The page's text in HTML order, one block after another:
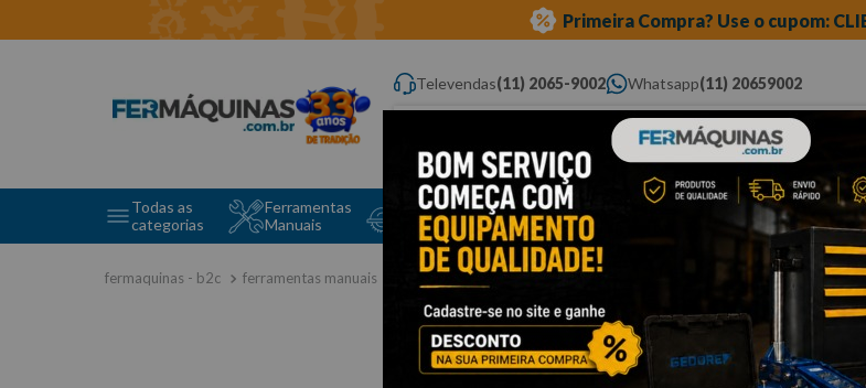
Primeira Compra? Use o cupom:
Televendas(11) 2065-9002 Whatsapp(11) 20659002
Digite aqui o que você procura...
Todas as
categorias
Ferramentas
Manuais
Ferramentas Elétricas
e Máquinas
Ferramentas
Ferramentas
Automotivas
ferramentas manuais chave fixa